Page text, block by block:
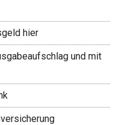
hier
und mit